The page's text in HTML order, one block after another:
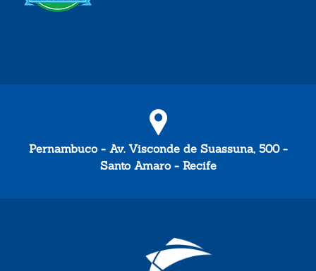
Pernambuco - Av. Visconde de Suassuna, 500 -
Santo Amaro - Recife